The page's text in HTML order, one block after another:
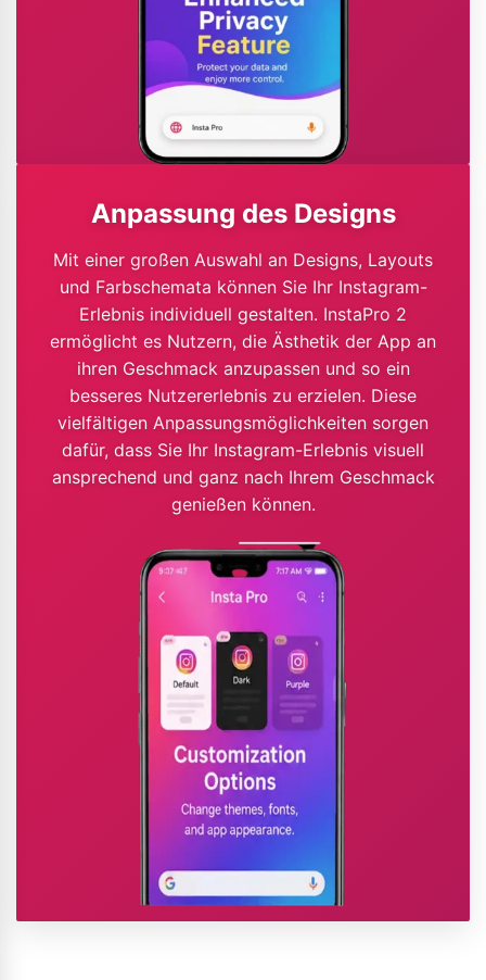
Anpassung des Designs
Mit einer großen Auswahl an Designs, Layouts
und Farbschemata können Sie Ihr Instagram-
Erlebnis individuell gestalten. InstaPro 2
ermöglicht es Nutzern, die Ästhetik der App an
ihren Geschmack anzupassen und so ein
besseres Nutzererlebnis zu erzielen. Diese
vielfältigen Anpassungsmöglichkeiten sorgen
dafür, dass Sie Ihr Instagram-Erlebnis visuell
ansprechend und ganz nach Ihrem Geschmack
genießen können.